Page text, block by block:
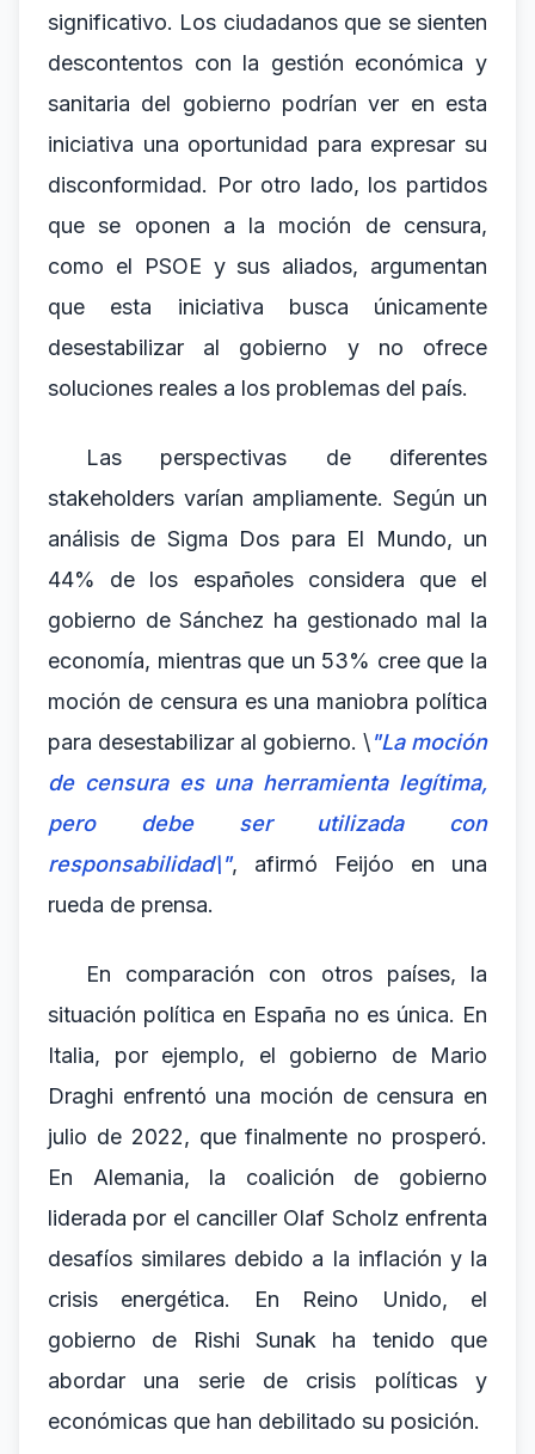
significativo. Los ciudadanos que se sienten
descontentos con la gestión económica y
sanitaria del gobierno podrían ver en esta
iniciativa una oportunidad para expresar su
disconformidad. Por otro lado, los partidos
que se oponen a la moción de censura,
como el PSOE y sus aliados, argumentan
que esta iniciativa busca únicamente
desestabilizar al gobierno y no ofrece
soluciones reales a los problemas del país.
Las perspectivas de diferentes
stakeholders varían ampliamente. Según un
análisis de Sigma Dos para El Mundo, un
44% de los españoles considera que el
gobierno de Sánchez ha gestionado mal la
economía, mientras que un 53% cree que la
moción de censura es una maniobra política
para desestabilizar al gobierno. \"La moción
de censura es una herramienta legítima,
pero debe ser utilizada con
responsabilidad\", afirmó Feijóo en una
rueda de prensa.
En comparación con otros países, la
situación política en España no es única. En
Italia, por ejemplo, el gobierno de Mario
Draghi enfrentó una moción de censura en
julio de 2022, que finalmente no prosperó.
En Alemania, la coalición de gobierno
liderada por el canciller Olaf Scholz enfrenta
desafíos similares debido a la inflación y la
crisis energética. En Reino Unido, el
gobierno de Rishi Sunak ha tenido que
abordar una serie de crisis políticas y
económicas que han debilitado su posición.